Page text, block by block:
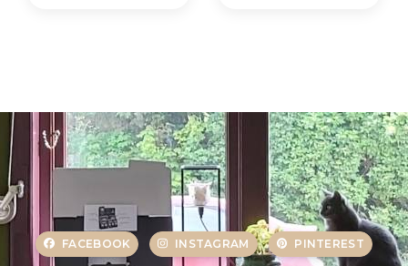
FACEBOOK INSTAGRAM PINTEREST